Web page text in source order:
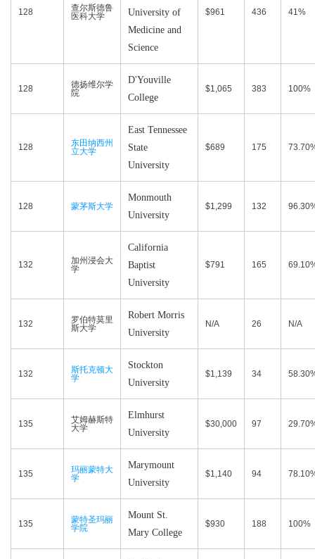
128
查尔斯德鲁
医科大学
University of
Medicine and
Science
$961 436 41%
128
德扬维尔学
院
D'Youville
College
$1,065 383 100%
128
东田纳西州
立大学
East Tennessee
State
University
$689 175
128 蒙茅斯大学
Monmouth
University
$1,299 132
132
加州浸会大
学
California
Baptist
University
$791 165
132
罗伯特莫里
斯大学
Robert Morris
University
N/A 26 N/A
132
斯托克顿大
学
Stockton
University
$1,139 34
135
艾姆赫斯特
大学
Elmhurst
University
$30,000 97
135
玛丽蒙特大
学
Marymount
University
$1,140 94
135
蒙特圣玛丽
学院
Mount St.
Mary College
$930 188 100%